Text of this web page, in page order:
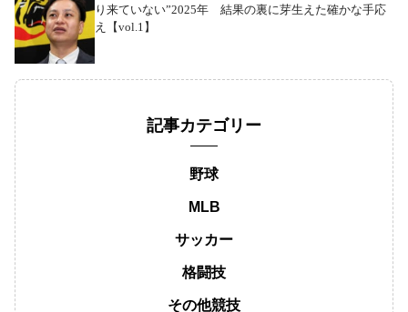
り来ていない”2025年 結果の裏に芽生えた確かな手応
え【vol.1】
記事カテゴリー
野球
MLB
サッカー
格闘技
その他競技